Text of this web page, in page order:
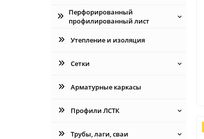
Перфорированный
профилированный лист
Утепление и изоляция
Сетки
Арматурные каркасы
Профили ЛСТК
Трубы, лаги, сваи